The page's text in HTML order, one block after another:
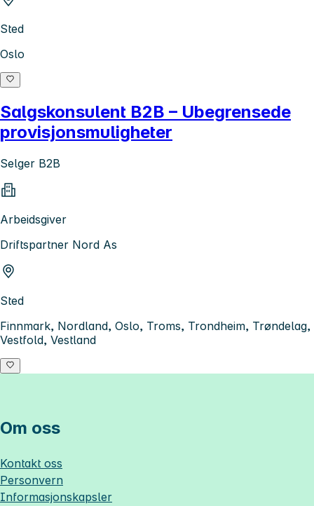
Sted
Oslo
Salgskonsulent B2B – Ubegrensede
provisjonsmuligheter
Selger B2B
Arbeidsgiver
Driftspartner Nord As
Sted
Finnmark, Nordland, Oslo, Troms, Trondheim, Trøndelag,
Vestfold, Vestland
Om oss
Kontakt oss
Personvern
Informasjonskapsler